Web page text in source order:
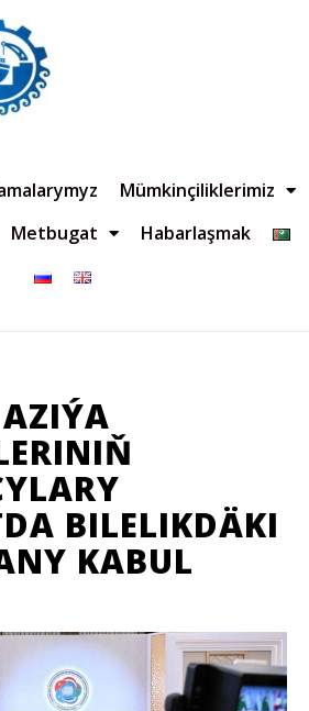
Mümkinçiliklerimiz
Metbugat Habarlaşmak
BILELIKDÄKI
KABUL